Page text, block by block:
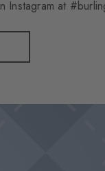
Instagram at